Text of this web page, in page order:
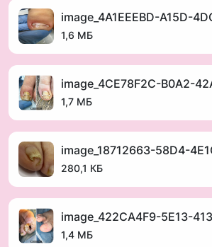
1,6 МБ
1,7 МБ
280,1 КБ
1,4 МБ